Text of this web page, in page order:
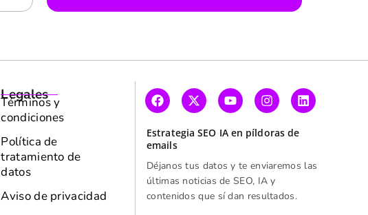
Legales
Términos y
condiciones
Política de
tratamiento de
datos
Aviso de privacidad
Estrategia SEO IA en píldoras de
emails
Déjanos tus datos y te enviaremos las
últimas noticias de SEO, IA y
contenidos que sí dan resultados.